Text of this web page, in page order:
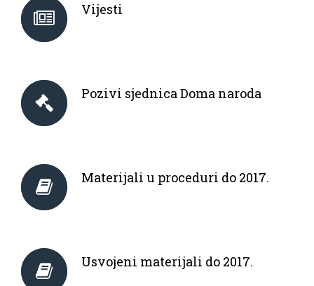
Vijesti
Pozivi sjednica Doma naroda
Materijali u proceduri do 2017.
Usvojeni materijali do 2017.